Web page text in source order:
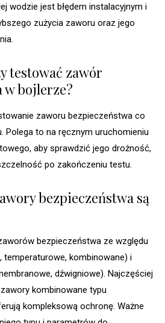
wodzie jest błędem instalacyjnym i
zużycia zaworu oraz jego
testować zawór
w bojlerze?
zaworu bezpieczeństwa co
Polega to na ręcznym uruchomieniu
aby sprawdzić jego drożność,
po zakończeniu testu.
bezpieczeństwa są
bezpieczeństwa ze względu
temperaturowe, kombinowane) i
dźwigniowe). Najczęściej
kombinowane typu
kompleksową ochronę. Ważne